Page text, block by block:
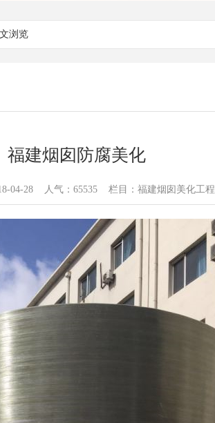
浏览
福建烟囱防腐美化
04-28 人气：65535 栏目：福建烟囱美化工程